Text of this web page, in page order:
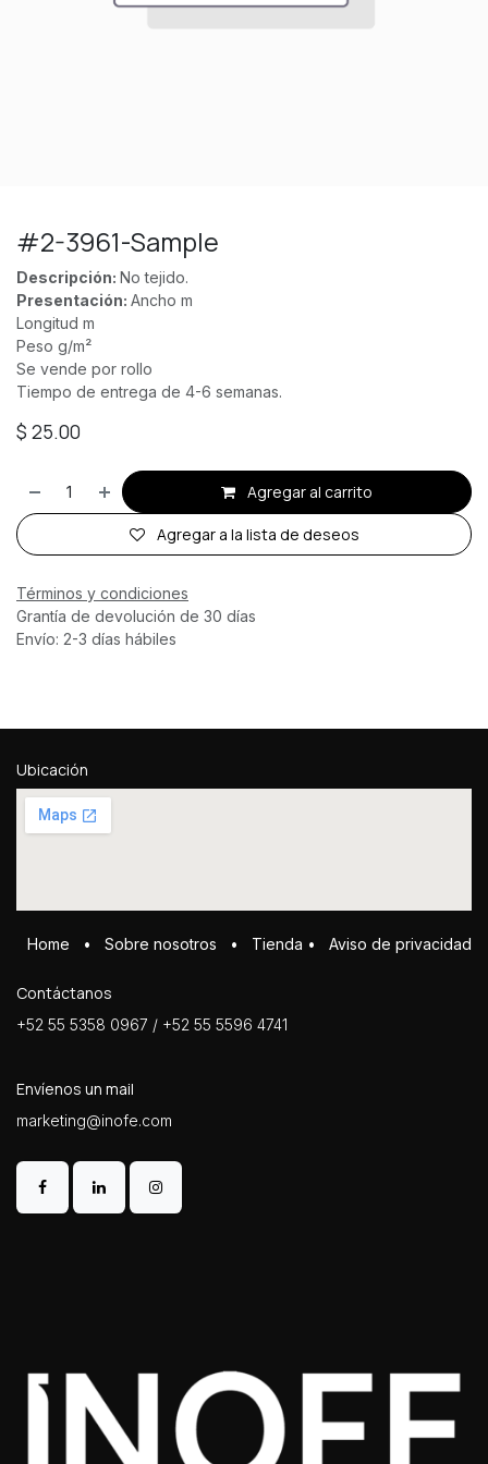
#2-3961-Sample
Descripción: No tejido.
Presentación: Ancho m
Longitud m
Peso g/m²
Se vende por rollo
Tiempo de entrega de 4-6 semanas.
$ 25.00
Agregar al carrito
Agregar a la lista de deseos
Términos y condiciones
Grantía de devolución de 30 días
Envío: 2-3 días hábiles
Ubicación
Home • Sobre ​n​osotros • Tienda • Aviso de privacidad
Contáctanos
+52 55 5358 0967 / +52 55 5596 4741
Envíenos un mail
marketing@inofe.com